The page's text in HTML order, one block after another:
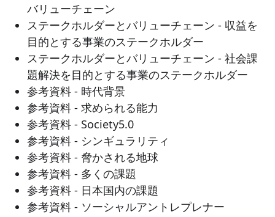
バリューチェーン
ステークホルダーとバリューチェーン - 収益を
目的とする事業のステークホルダー
ステークホルダーとバリューチェーン - 社会課
題解決を目的とする事業のステークホルダー
参考資料 - 時代背景
参考資料 - 求められる能力
参考資料 - Society5.0
参考資料 - シンギュラリティ
参考資料 - 脅かされる地球
参考資料 - 多くの課題
参考資料 - 日本国内の課題
参考資料 - ソーシャルアントレプレナー